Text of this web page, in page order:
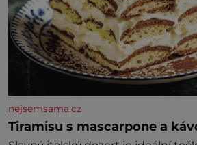
nejsemsama.cz
Tiramisu s mascarpone a